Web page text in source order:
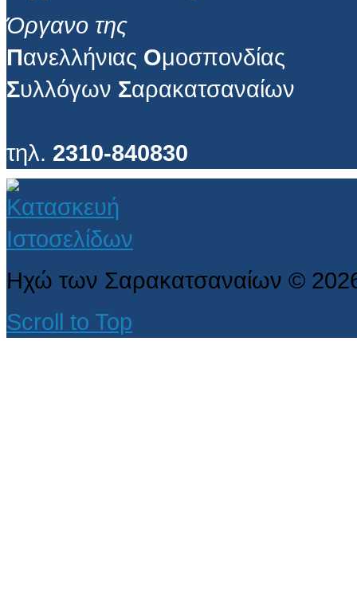
Όργανο της
Πανελλήνιας Ομοσπονδίας
Συλλόγων Σαρακατσαναίων
τηλ. 2310-840830
Ηχώ των Σαρακατσαναίων ©
Scroll to Top